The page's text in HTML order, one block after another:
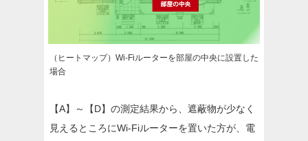
（ヒートマップ）Wi-Fiルーターを部屋の中央に設置した
場合
【A】～【D】の測定結果から、遮蔽物が少なく
見えるところにWi-Fiルーターを置いた方が、電